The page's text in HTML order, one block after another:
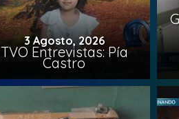
3 Agosto, 2026
TVO Entrevistas: Pía
Castro